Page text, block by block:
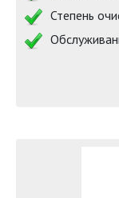
Степень